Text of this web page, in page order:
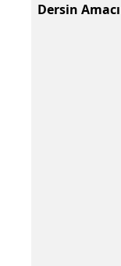
Dersin Amacı